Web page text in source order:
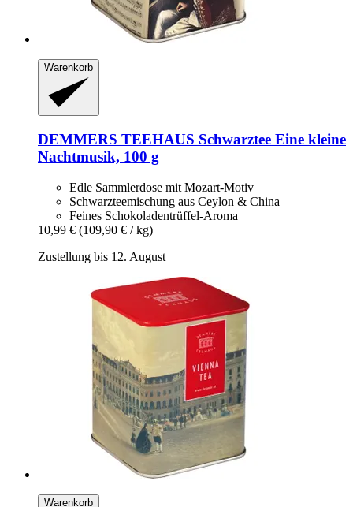
Warenkorb
DEMMERS TEEHAUS Schwarztee Eine kleine
Nachtmusik, 100 g
Edle Sammlerdose mit Mozart-Motiv
Schwarzteemischung aus Ceylon & China
Feines Schokoladentrüffel-Aroma
10,99 € (109,90 € / kg)
Zustellung bis 12. August
Warenkorb